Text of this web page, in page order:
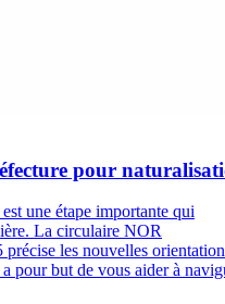
pour
une étape importante qui
La circulaire NOR
les nouvelles
pour but de vous aider à